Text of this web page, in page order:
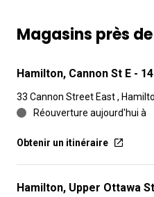
Magasins près
Hamilton, Cannon St E -
33 Cannon Street East ,
Réouverture aujourd'hui à
Obtenir un itinéraire
Hamilton, Upper Ottawa St